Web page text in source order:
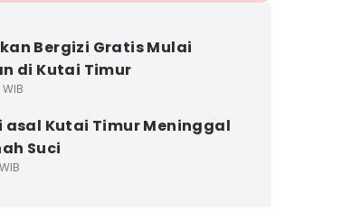
Bergizi Gratis Mulai
di Kutai Timur
asal Kutai Timur Meninggal
Suci